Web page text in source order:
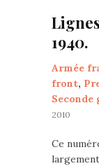
1940.
Armée
front,
Seconde
2010
Ce